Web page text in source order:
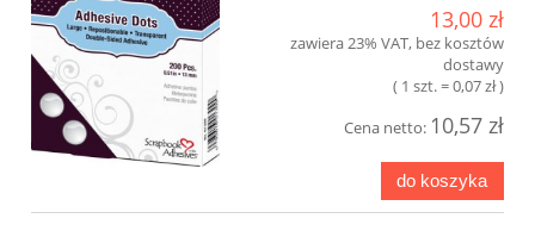
13,00 zł
zawiera 23% VAT, bez kosztów
dostawy
( 1 szt. = 0,07 zł )
Cena netto: 10,57 zł
do koszyka